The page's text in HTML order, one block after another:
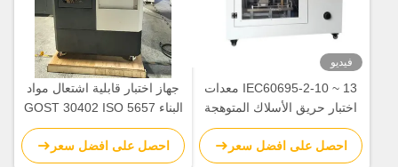
فيديو
IEC60695-2-10 ~ 13 معدات
اختبار حريق الأسلاك المتوهجة
احصل على افضل سعر
جهاز اختبار قابلية اشتعال مواد
البناء GOST 30402 ISO 5657
مع إشعاع 10 كيلو واط/م2 ~ 70
كيلو واط/م2 ومخرج 50 واط
احصل على افضل سعر